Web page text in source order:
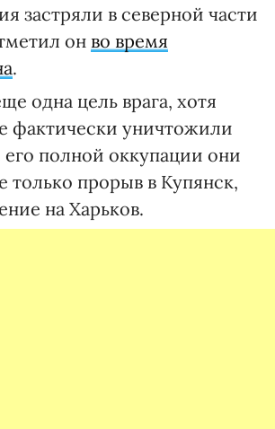
застряли в северной части
он во время
.
одна цель врага, хотя
фактически уничтожили
полной оккупации они
только прорыв в Купянск,
на Харьков.